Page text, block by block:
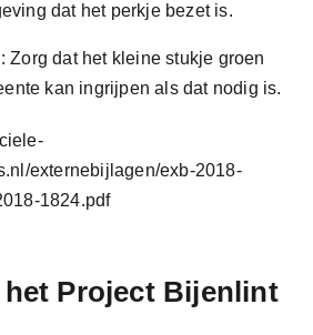
dat het perkje bezet is.
Zorg dat het kleine stukje groen
kan ingrijpen als dat nodig is.
externebijlagen/exb-2018-
1824.pdf
het Project Bijenlint